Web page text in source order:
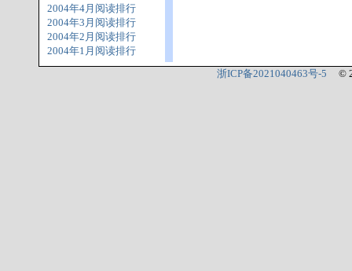
2004年4月阅读排行
2004年3月阅读排行
2004年2月阅读排行
2004年1月阅读排行
浙ICP备2021040463号-5 ©